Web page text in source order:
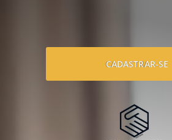
CADASTRAR-SE